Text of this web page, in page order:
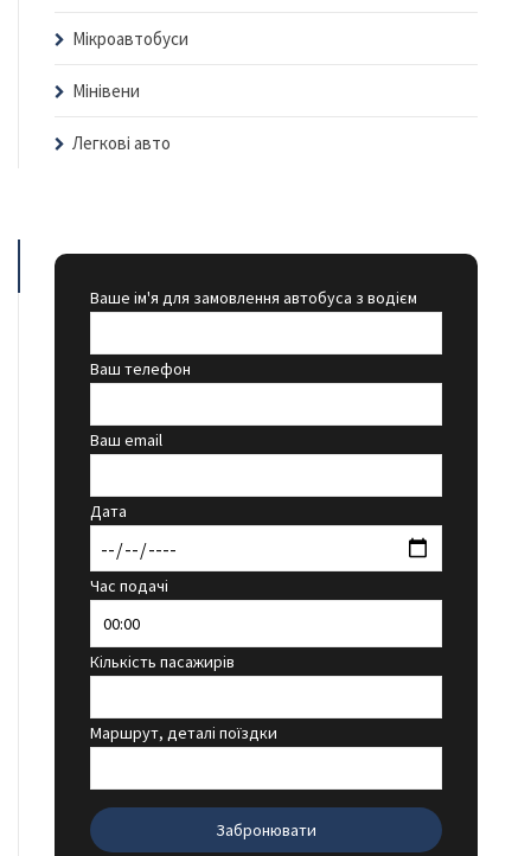
Мікроавтобуси
Мінівени
Легкові авто
Ваше ім'я для замовлення автобуса з водієм
Ваш телефон
Ваш email
Дата
Час подачі
Кількість пасажирів
Маршрут, деталі поїздки